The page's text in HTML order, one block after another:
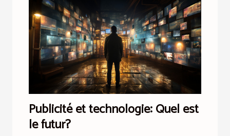
Publicité et technologie: Quel est
le futur?